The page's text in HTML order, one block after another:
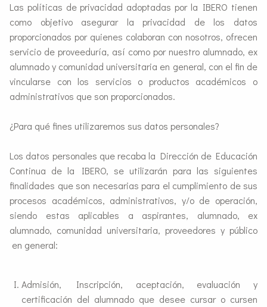
Las políticas de privacidad adoptadas por la IBERO tienen
como objetivo asegurar la privacidad de los datos
proporcionados por quienes colaboran con nosotros, ofrecen
servicio de proveeduría, así como por nuestro alumnado, ex
alumnado y comunidad universitaria en general, con el fin de
vincularse con los servicios o productos académicos o
administrativos que son proporcionados.
¿Para qué fines utilizaremos sus datos personales?
Los datos personales que recaba la Dirección de Educación
Continua de la IBERO, se utilizarán para las siguientes
finalidades que son necesarias para el cumplimiento de sus
procesos académicos, administrativos, y/o de operación,
siendo estas aplicables a aspirantes, alumnado, ex
alumnado, comunidad universitaria, proveedores y público
en general:
Admisión, Inscripción, aceptación, evaluación y
certificación del alumnado que desee cursar o cursen